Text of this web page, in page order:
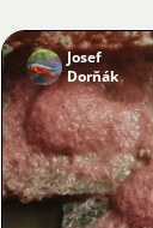
Josef
Dorňák